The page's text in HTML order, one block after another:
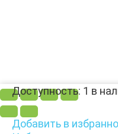
Доступность: 1 в
Добавить в
Количество
товара
Country
Life,